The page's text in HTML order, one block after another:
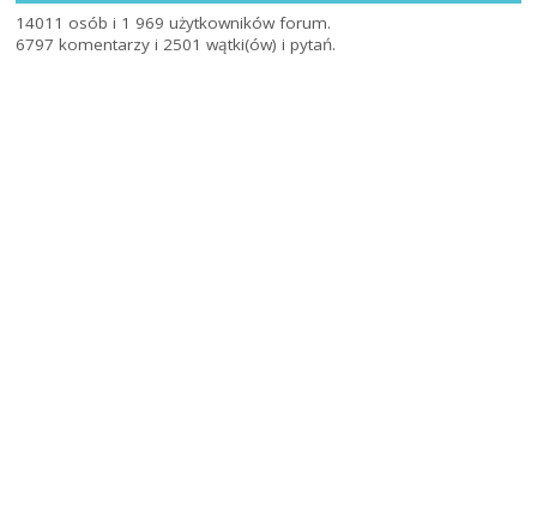
14011 osób i 1 969 użytkowników forum.
6797 komentarzy i 2501 wątki(ów) i pytań.